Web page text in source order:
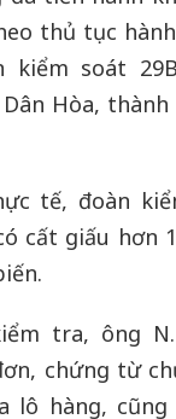
thủ tục
soát
Hòa,
tế, đoàn
cất giấu hơn
tra, ông
chứng từ
lô hàng,